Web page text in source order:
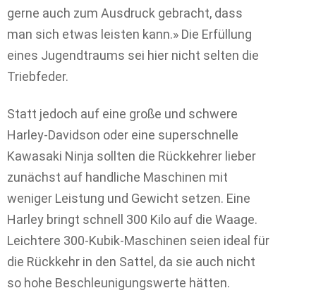
gerne auch zum Ausdruck gebracht, dass
man sich etwas leisten kann.» Die Erfüllung
eines Jugendtraums sei hier nicht selten die
Triebfeder.
Statt jedoch auf eine große und schwere
Harley-Davidson oder eine superschnelle
Kawasaki Ninja sollten die Rückkehrer lieber
zunächst auf handliche Maschinen mit
weniger Leistung und Gewicht setzen. Eine
Harley bringt schnell 300 Kilo auf die Waage.
Leichtere 300-Kubik-Maschinen seien ideal für
die Rückkehr in den Sattel, da sie auch nicht
so hohe Beschleunigungswerte hätten.